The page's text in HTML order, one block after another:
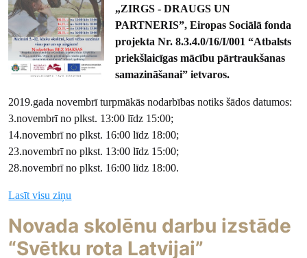
„ZIRGS - DRAUGS UN
PARTNERIS”, Eiropas Sociālā fonda
projekta Nr. 8.3.4.0/16/I/001 “Atbalsts
priekšlaicīgas mācību pārtraukšanas
samazināšanai” ietvaros.
2019.gada novembrī turpmākās nodarbības notiks šādos datumos:
3.novembrī no plkst. 13:00 līdz 15:00;
14.novembrī no plkst. 16:00 līdz 18:00;
23.novembrī no plkst. 13:00 līdz 15:00;
28.novembrī no plkst. 16:00 līdz 18:00.
Lasīt visu ziņu
Novada skolēnu darbu izstāde
“Svētku rota Latvijai”